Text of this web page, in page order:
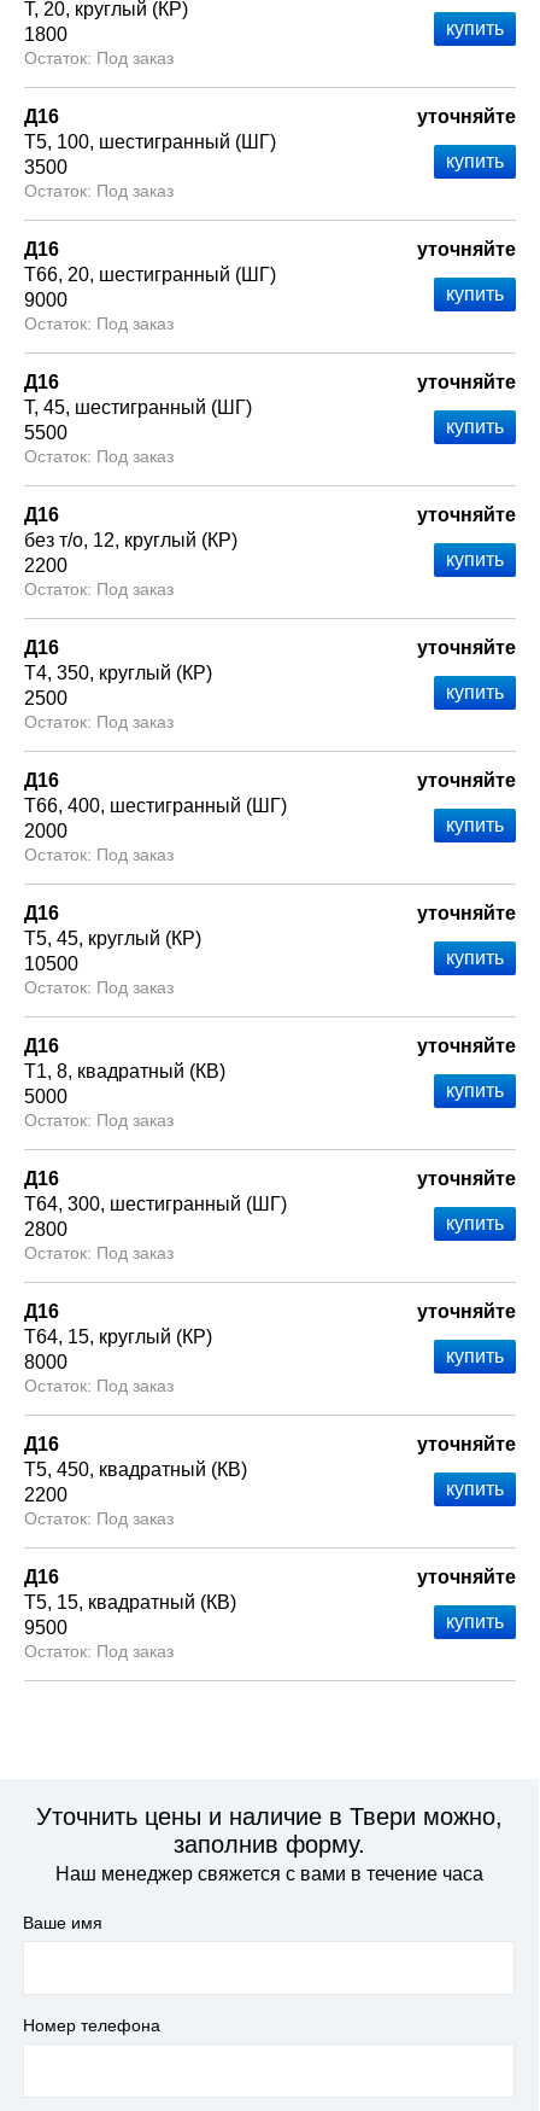
Т 20 круглый (КР)
1800
Под заказ
Д16
Т5 100 шестигранный (ШГ)
3500
Под заказ
уточняйте
Д16
Т66 20 шестигранный (ШГ)
9000
Под заказ
уточняйте
Д16
Т 45 шестигранный (ШГ)
5500
Под заказ
уточняйте
Д16
без т/о 12 круглый (КР)
2200
Под заказ
уточняйте
Д16
Т4 350 круглый (КР)
2500
Под заказ
уточняйте
Д16
Т66 400 шестигранный (ШГ)
2000
Под заказ
уточняйте
Д16
Т5 45 круглый (КР)
10500
Под заказ
уточняйте
Д16
Т1 8 квадратный (КВ)
5000
Под заказ
уточняйте
Д16
Т64 300 шестигранный (ШГ)
2800
Под заказ
уточняйте
Д16
Т64 15 круглый (КР)
8000
Под заказ
уточняйте
Д16
Т5 450 квадратный (КВ)
2200
Под заказ
уточняйте
Д16
Т5 15 квадратный (КВ)
9500
Под заказ
уточняйте
Уточнить цены и наличие в Твери можно,
заполнив форму.
Наш менеджер свяжется с вами в течение часа
Ваше имя
Номер телефона